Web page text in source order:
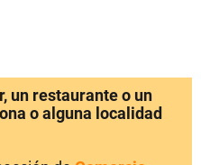
un restaurante o un
o alguna localidad